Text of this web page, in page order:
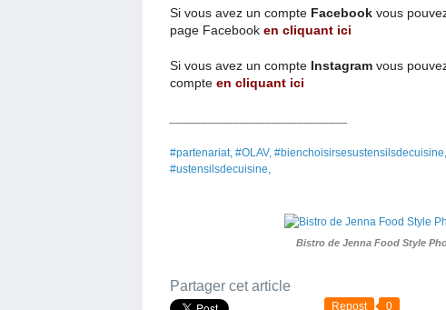
Si vous avez un compte Facebook vous
page Facebook en cliquant ici
Si vous avez un compte Instagram vous
compte en cliquant ici
#partenariat, #OLAV,
#ustensilsdecuisine,
Bistro de Jenna Food Style
Partager cet article
Repost 0